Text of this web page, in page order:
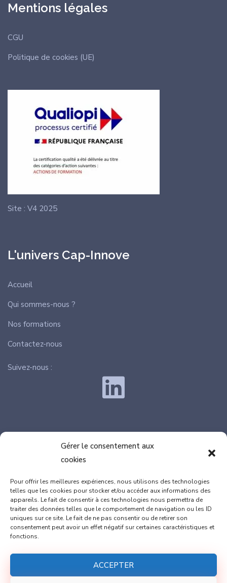
Gérer le consentement aux
cookies
Pour offrir les meilleures expériences, nous utilisons des technologies
telles que les cookies pour stocker et/ou accéder aux informations des
appareils. Le fait de consentir à ces technologies nous permettra de
traiter des données telles que le comportement de navigation ou les ID
uniques sur ce site. Le fait de ne pas consentir ou de retirer son
consentement peut avoir un effet négatif sur certaines caractéristiques et
fonctions.
ACCEPTER
PIERRE
Marion DULAC : 06.08.46.98.73
Thomas GAILLARD : 06.17.77.42.89
contact@cap-innove.fr
L'univers Cap-Innove
Accueil
Qui sommes-nous ?
Nos formations
Contactez-nous
Suivez-nous :
Mentions légales
CGU
Politique de cookies (UE)
Site : V4 2025